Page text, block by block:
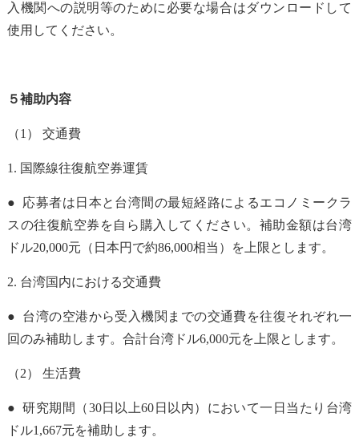
入機関への説明等のために必要な場合はダウンロードして
使用してください。
５補助内容
（1 ） 交通費
1. 国際線往復航空券運賃
● 応募者は日本と台湾間の最短経路によるエコノミークラ
スの往復航空券を自ら購入してください。補助金額は台湾
ドル20,000元（日本円で約86,000相当）を上限とします。
2. 台湾国内における交通費
● 台湾の空港から受入機関までの交通費を往復それぞれ一
回のみ補助します。合計台湾ドル6,000元を上限とします。
（2） 生活費
● 研究期間（30日以上60日以内）において一日当たり台湾
ドル1,667元を補助します。